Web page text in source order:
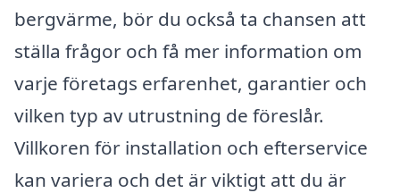
bergvärme, bör du också ta chansen att
ställa frågor och få mer information om
varje företags erfarenhet, garantier och
vilken typ av utrustning de föreslår.
Villkoren för installation och efterservice
kan variera och det är viktigt att du är